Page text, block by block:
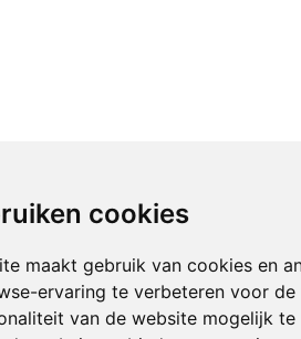
cookies
maakt gebruik van cookies en
ervaring te verbeteren voor de
van de website mogelijk te